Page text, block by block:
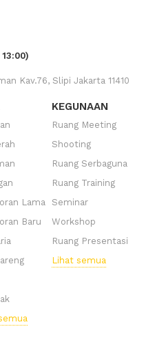
Kav.76, Slipi Jakarta 11410
Lama
Baru
KEGUNAAN
Ruang Meeting
Shooting
Ruang Serbaguna
Ruang Training
Seminar
Workshop
Ruang Presentasi
Lihat semua